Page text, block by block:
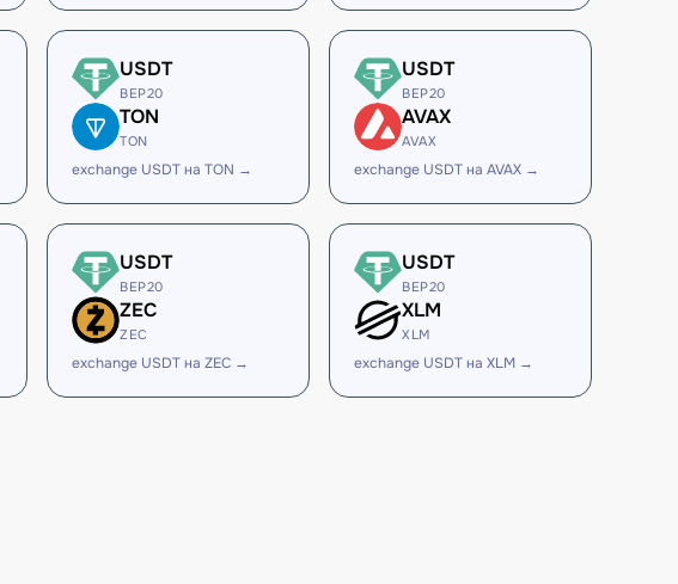
USDT
BEP20
TON
TON
exchange USDT на TON →
USDT
BEP20
AVAX
AVAX
exchange USDT на AVAX →
USDT
BEP20
ZEC
ZEC
exchange USDT на ZEC →
USDT
BEP20
XLM
XLM
exchange USDT на XLM →